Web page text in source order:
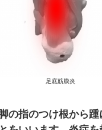
築地で足底